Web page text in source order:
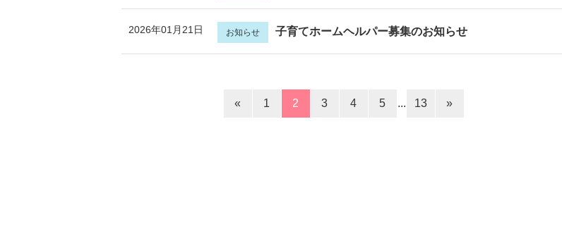
2026年01月21日 お知らせ 子育てホームヘルパー募集のお知らせ
« 1 2 3 4 5 ... 13 »